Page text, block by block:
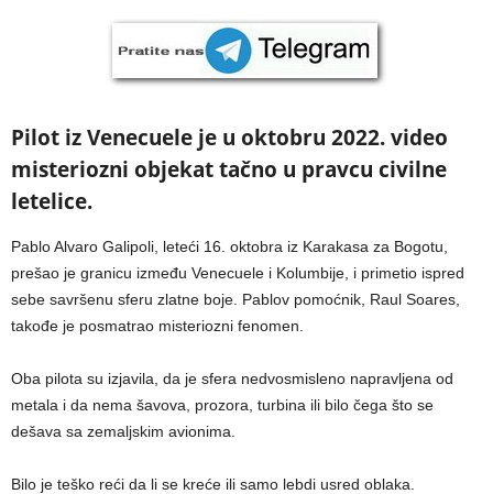
Pilot iz Venecuele je u oktobru 2022. video
misteriozni objekat tačno u pravcu civilne
letelice.
Pablo Alvaro Galipoli, leteći 16. oktobra iz Karakasa za Bogotu,
prešao je granicu između Venecuele i Kolumbije, i primetio ispred
sebe savršenu sferu zlatne boje. Pablov pomoćnik, Raul Soares,
takođe je posmatrao misteriozni fenomen.
Oba pilota su izjavila, da je sfera nedvosmisleno napravljena od
metala i da nema šavova, prozora, turbina ili bilo čega što se
dešava sa zemaljskim avionima.
Bilo je teško reći da li se kreće ili samo lebdi usred oblaka.